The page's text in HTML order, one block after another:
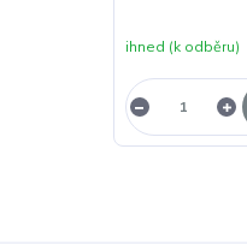
ihned (k odběru)